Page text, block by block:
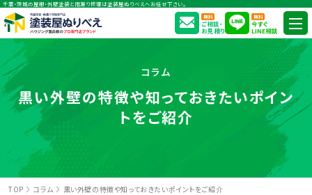
千葉・茨城の屋根・外壁塗装と雨漏り修理は塗装屋ぬりべえへお任せ下さい。
無料
ご相談・
お見積り
無料
今すぐ
LINE相談
コラム
黒い外壁の特徴や知っておきたいポイン
トをご紹介
TOP コラム 黒い外壁の特徴や知っておきたいポイントをご紹介